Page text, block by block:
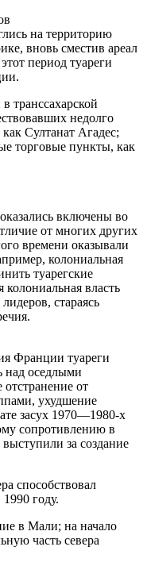
на территорию
вновь сместив ареал
период туареги
транссахарской
недолго
Султанат Агадес;
торговые пункты, как
включены во
от многих других
времени оказывали
колониальная
туарегские
колониальная власть
стараясь
Франции туареги
над оседлыми
от
ухудшение
засух 1970—1980-х
сопротивлению в
за создание
способствовал
году.
в Мали; на начало
часть севера